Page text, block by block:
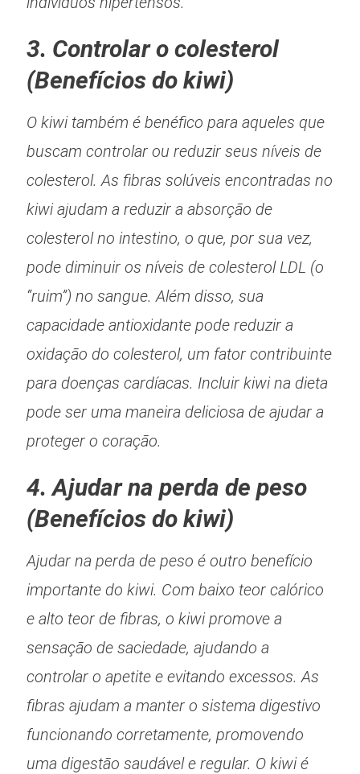
3. Controlar o colesterol
(Benefícios do kiwi)
O kiwi também é benéfico para aqueles que
buscam controlar ou reduzir seus níveis de
colesterol. As fibras solúveis encontradas no
kiwi ajudam a reduzir a absorção de
colesterol no intestino, o que, por sua vez,
pode diminuir os níveis de colesterol LDL (o
“ruim”) no sangue. Além disso, sua
capacidade antioxidante pode reduzir a
oxidação do colesterol, um fator contribuinte
para doenças cardíacas. Incluir kiwi na dieta
pode ser uma maneira deliciosa de ajudar a
proteger o coração.
4. Ajudar na perda de peso
(Benefícios do kiwi)
Ajudar na perda de peso é outro benefício
importante do kiwi. Com baixo teor calórico
e alto teor de fibras, o kiwi promove a
sensação de saciedade, ajudando a
controlar o apetite e evitando excessos. As
fibras ajudam a manter o sistema digestivo
funcionando corretamente, promovendo
uma digestão saudável e regular. O kiwi é